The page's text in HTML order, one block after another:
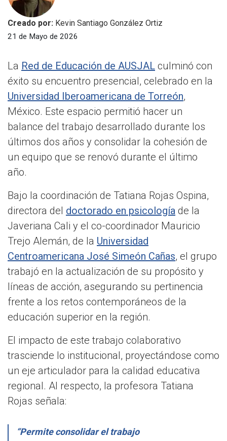
Creado por: Kevin Santiago González Ortiz
21 de Mayo de 2026
La Red de Educación de AUSJAL culminó con
éxito su encuentro presencial, celebrado en la
Universidad Iberoamericana de Torreón,
México. Este espacio permitió hacer un
balance del trabajo desarrollado durante los
últimos dos años y consolidar la cohesión de
un equipo que se renovó durante el último
año.
Bajo la coordinación de Tatiana Rojas Ospina,
directora del doctorado en psicología de la
Javeriana Cali y el co-coordinador Mauricio
Trejo Alemán, de la Universidad
Centroamericana José Simeón Cañas, el grupo
trabajó en la actualización de su propósito y
líneas de acción, asegurando su pertinencia
frente a los retos contemporáneos de la
educación superior en la región.
El impacto de este trabajo colaborativo
trasciende lo institucional, proyectándose como
un eje articulador para la calidad educativa
regional. Al respecto, la profesora Tatiana
Rojas señala:
“Permite consolidar el trabajo